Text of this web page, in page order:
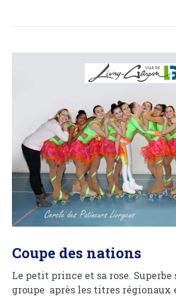
Coupe des nations
Le petit prince et sa rose. Superbe
groupe après les titres régionaux